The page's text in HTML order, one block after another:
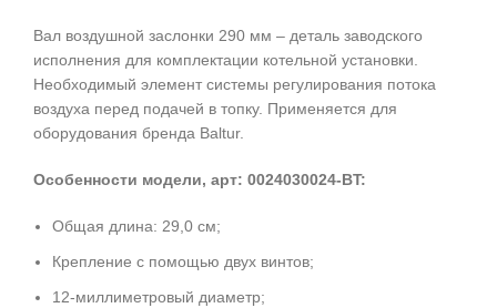
Вал воздушной заслонки 290 мм – деталь заводского
исполнения для комплектации котельной установки.
Необходимый элемент системы регулирования потока
воздуха перед подачей в топку. Применяется для
оборудования бренда Baltur.
Особенности модели, арт: 0024030024-BT:
Общая длина: 29,0 см;
Крепление с помощью двух винтов;
12-миллиметровый диаметр;